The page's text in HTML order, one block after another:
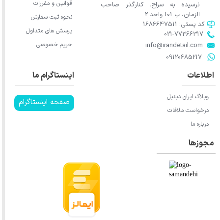
نرسیده به سراج، کنارگذر صاحب
الزمان، پ 101 واحد 2
​​​​​​​info@irandetail.com
021-77366317​​​​​​​​​​​​​​​​​​​​​
​​​​​​​09120685217​​​​​​​
کد پستی: 1686647511
اینستاگرام ما
صفحه اینستاگرام
اطلاعات
وبلاگ ایران دیتیل
درخواست ملاقات
درباره ما
قوانین و مقررات
نحوه ثبت سفارش
پرسش های متداول
حریم خصوصی
مجوزها